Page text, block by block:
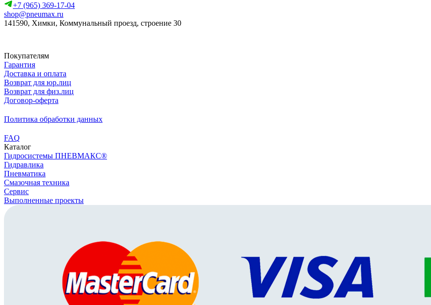
+7 (965) 369-17-04
shop@pneumax.ru
141590, Химки, Коммунальный проезд, строение 30
Покупателям
Гарантия
Доставка и оплата
Возврат для юр.лиц
Возврат для физ.лиц
Договор-оферта
Политика обработки данных
FAQ
Каталог
Гидросистемы ПНЕВМАКС®
Гидравлика
Пневматика
Смазочная техника
Сервис
Выполненные проекты